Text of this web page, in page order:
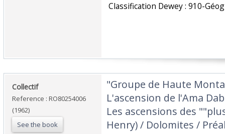
Classification Dewey : 910-
‎Collectif‎
Reference : RO80254006
(1962)
See the book
‎"Groupe de Haute
L'ascension de l'Ama
Les ascensions des
Henry) / Dolomites /